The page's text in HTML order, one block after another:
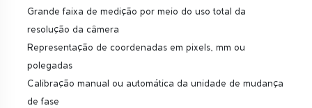
Grande faixa de medição por meio do uso total da
resolução da câmera
Representação de coordenadas em pixels, mm ou
polegadas
Calibração manual ou automática da unidade de mudança
de fase